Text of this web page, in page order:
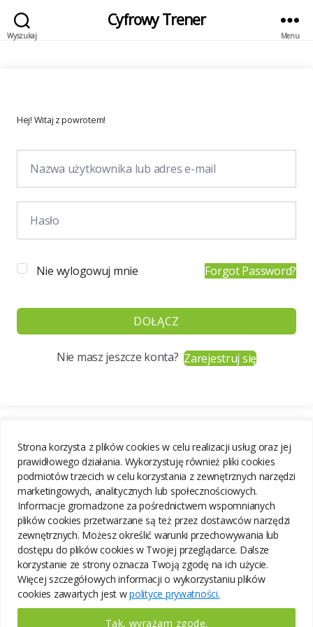
Strona korzysta z plików cookies w celu realizacji usług oraz jej
prawidłowego działania. Wykorzystuję również pliki cookies
podmiotów trzecich w celu korzystania z zewnętrznych narzędzi
marketingowych, analitycznych lub społecznościowych.
Informacje gromadzone za pośrednictwem wspomnianych
plików cookies przetwarzane są też przez dostawców narzędzi
zewnętrznych. Możesz określić warunki przechowywania lub
dostępu do plików cookies w Twojej przeglądarce. Dalsze
korzystanie ze strony oznacza Twoją zgodę na ich użycie.
Więcej szczegółowych informacji o wykorzystaniu plików
cookies zawartych jest wpolityce prywatności.
Tak, wyrażam zgodę.
Wyszukaj
Cyfrowy Trener
Menu
Hej! Witaj z powrotem!
Nie wylogowuj mnie Forgot Password?
DOŁĄCZ
Nie masz jeszcze konta?Zarejestruj się